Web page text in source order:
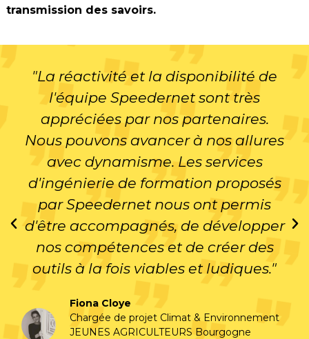
transmission des savoirs.
"La réactivité et la disponibilité de
l'équipe Speedernet sont très
appréciées par nos partenaires.
Nous pouvons avancer à nos allures
avec dynamisme. Les services
d'ingénierie de formation proposés
par Speedernet nous ont permis
d'être accompagnés, de développer
nos compétences et de créer des
outils à la fois viables et ludiques."
Fiona Cloye
Chargée de projet Climat & Environnement
JEUNES AGRICULTEURS Bourgogne